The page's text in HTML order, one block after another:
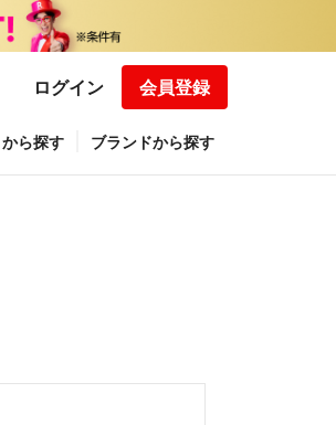
ログイン 会員登録
ら探す ブランドから探す